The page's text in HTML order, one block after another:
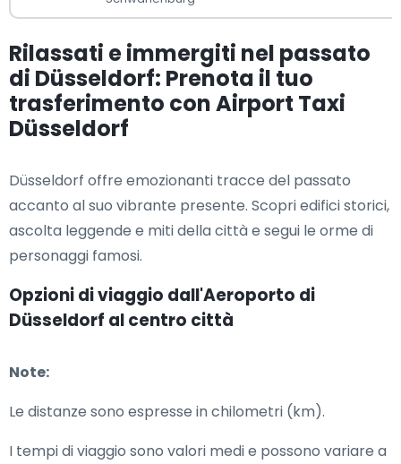
Rilassati e immergiti nel passato
di Düsseldorf: Prenota il tuo
trasferimento con Airport Taxi
Düsseldorf
Düsseldorf offre emozionanti tracce del passato
accanto al suo vibrante presente. Scopri edifici storici,
ascolta leggende e miti della città e segui le orme di
personaggi famosi.
Opzioni di viaggio dall'Aeroporto di
Düsseldorf al centro città
Note:
Le distanze sono espresse in chilometri (km).
I tempi di viaggio sono valori medi e possono variare a